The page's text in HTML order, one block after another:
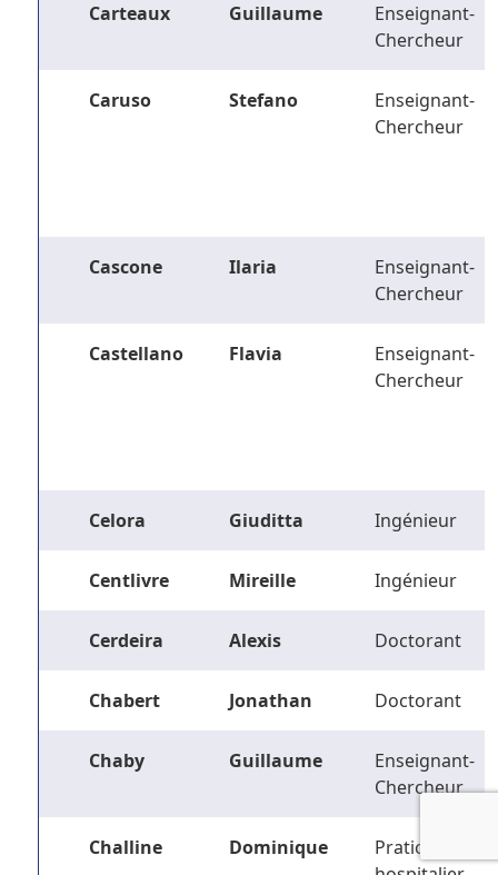
Carteaux Guillaume
Enseignant-
Chercheur
Caruso Stefano
Enseignant-
Chercheur
Cascone Ilaria
Enseignant-
Chercheur
Castellano Flavia
Enseignant-
Chercheur
Celora Giuditta Ingénieur
Centlivre Mireille Ingénieur
Cerdeira Alexis Doctorant
Chabert Jonathan Doctorant
Chaby Guillaume
Enseignant-
Chercheur
Challine Dominique
Praticien